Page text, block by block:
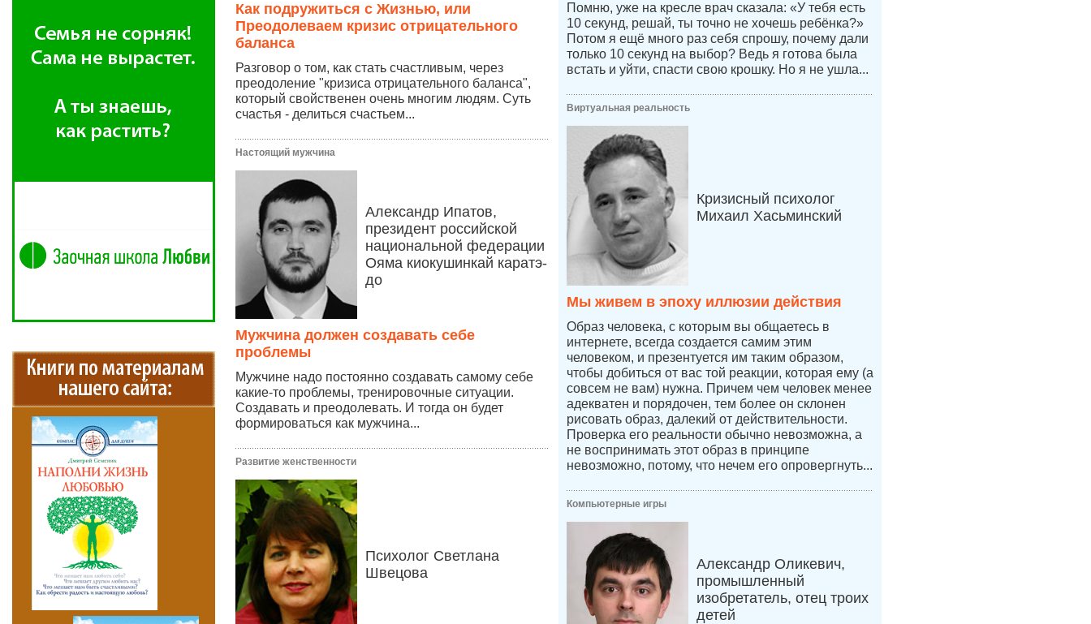
Как подружиться с Жизнью, или
Преодолеваем кризис отрицательного
баланса
Разговор о том, как стать счастливым, через
преодоление "кризиса отрицательного баланса",
который свойственен очень многим людям. Суть
счастья - делиться счастьем...
Настоящий мужчина
Александр Ипатов,
президент российской
национальной федерации
Ояма киокушинкай каратэ-
до
Мужчина должен создавать себе
проблемы
Мужчине надо постоянно создавать самому себе
какие-то проблемы, тренировочные ситуации.
Создавать и преодолевать. И тогда он будет
формироваться как мужчина...
Развитие женственности
Психолог Светлана
Швецова
Помню, уже на кресле врач сказала: «У тебя есть
10 секунд, решай, ты точно не хочешь ребёнка?»
Потом я ещё много раз себя спрошу, почему дали
только 10 секунд на выбор? Ведь я готова была
встать и уйти, спасти свою крошку. Но я не ушла...
Виртуальная реальность
Кризисный психолог
Михаил Хасьминский
Мы живем в эпоху иллюзии действия
Образ человека, с которым вы общаетесь в
интернете, всегда создается самим этим
человеком, и презентуется им таким образом,
чтобы добиться от вас той реакции, которая ему (а
совсем не вам) нужна. Причем чем человек менее
адекватен и порядочен, тем более он склонен
рисовать образ, далекий от действительности.
Проверка его реальности обычно невозможна, а
не воспринимать этот образ в принципе
невозможно, потому, что нечем его опровергнуть...
Компьютерные игры
Александр Оликевич,
промышленный
изобретатель, отец троих
детей